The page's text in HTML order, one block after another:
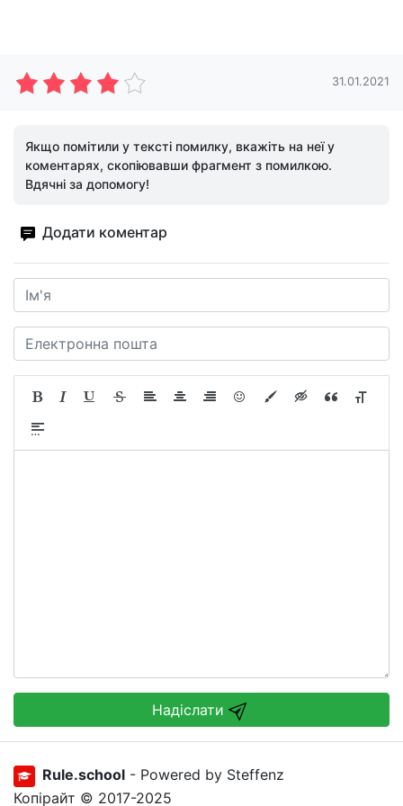
31.01.2021
Якщо помітили у тексті помилку, вкажіть на неї у
коментарях, скопіювавши фрагмент з помилкою.
Вдячні за допомогу!
Додати коментар
Надіслати
Rule.school - Powered by Steffenz
Копірайт © 2017-2025